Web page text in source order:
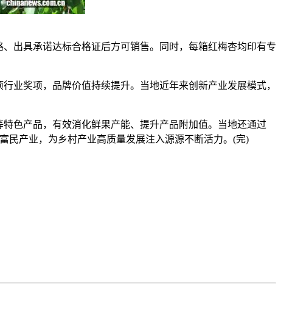
出具承诺达标合格证后方可销售。同时，每箱红梅杏均印有专
奖项，品牌价值持续提升。当地近年来创新产业发展模式，
色产品，有效消化鲜果产能、提升产品附加值。当地还通过
民产业，为乡村产业高质量发展注入源源不断活力。(完)